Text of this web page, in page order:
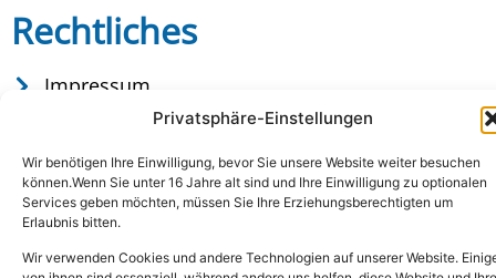
Privatsphäre-Einstellungen
Wir benötigen Ihre Einwilligung, bevor Sie unsere Website weiter besuchen
können.Wenn Sie unter 16 Jahre alt sind und Ihre Einwilligung zu optionalen
Services geben möchten, müssen Sie Ihre Erziehungsberechtigten um
Erlaubnis bitten.
Wir verwenden Cookies und andere Technologien auf unserer Website.
Rechtliches
Impressum
Datenschutz